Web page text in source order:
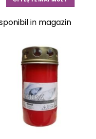
in magazin